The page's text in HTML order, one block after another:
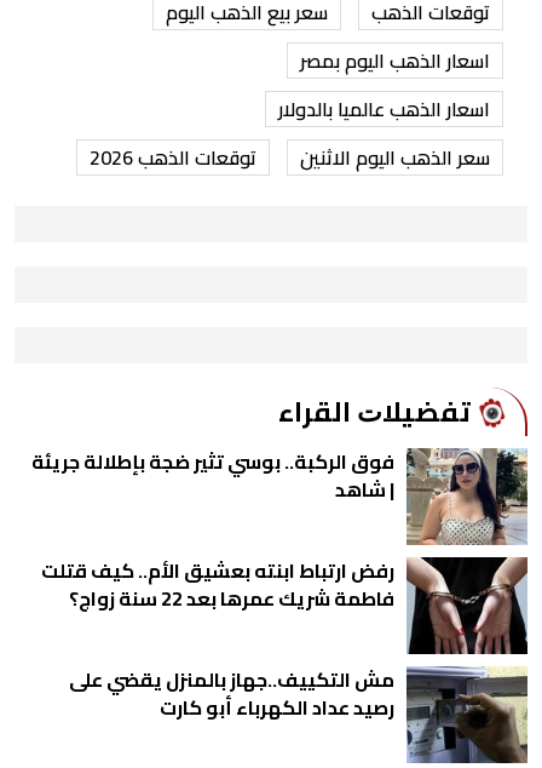
توقعات الذهب
سعر بيع الذهب اليوم
اسعار الذهب اليوم بمصر
اسعار الذهب عالميا بالدولار
سعر الذهب اليوم الاثنين
توقعات الذهب 2026
ﺗﻔﻀﻴﻼﺕ اﻟﻘﺮاء
فوق الركبة.. بوسي تثير ضجة بإطلالة جريئة
| شاهد
رفض ارتباط ابنته بعشيق الأم.. كيف قتلت
فاطمة شريك عمرها بعد 22 سنة زواج؟
مش التكييف..جهاز بالمنزل يقضي على
رصيد عداد الكهرباء أبو كارت